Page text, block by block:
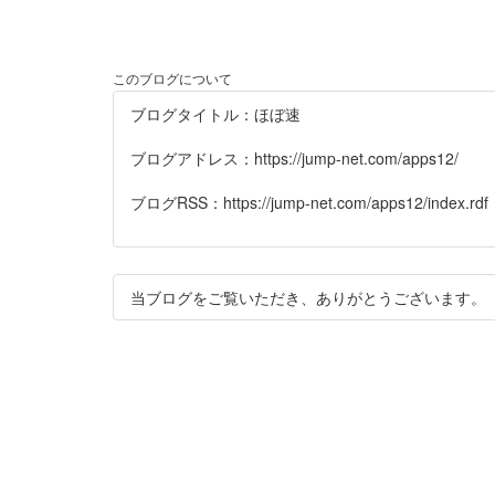
このブログについて
ブログタイトル：ほぼ速
ブログアドレス：https://jump-net.com/apps12/
ブログRSS：https://jump-net.com/apps12/index.rdf
当ブログをご覧いただき、ありがとうございます。